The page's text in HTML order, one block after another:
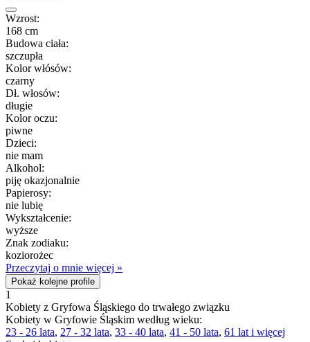
Wzrost:
168 cm
Budowa ciała:
szczupła
Kolor włósów:
czarny
Dł. włosów:
długie
Kolor oczu:
piwne
Dzieci:
nie mam
Alkohol:
piję okazjonalnie
Papierosy:
nie lubię
Wykształcenie:
wyższe
Znak zodiaku:
koziorożec
Przeczytaj o mnie więcej »
Pokaż kolejne profile
1
Kobiety z Gryfowa Śląskiego do trwałego związku
Kobiety w Gryfowie Śląskim według wieku:
23 - 26 lata, 27 - 32 lata, 33 - 40 lata, 41 - 50 lata, 61 lat i więcej